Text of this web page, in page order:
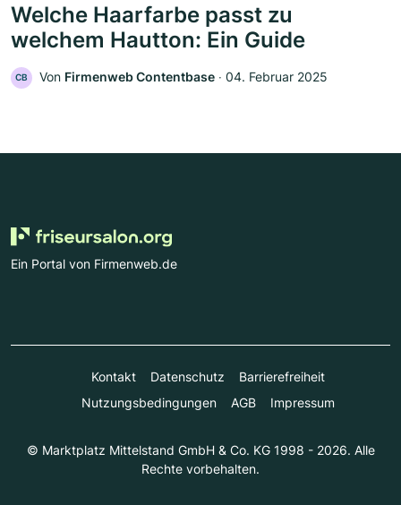
Welche Haarfarbe passt zu
welchem Hautton: Ein Guide
CB Von Firmenweb Contentbase ‧ 04. Februar 2025
Ein Portal von Firmenweb.de
Kontakt Datenschutz
Barrierefreiheit
Nutzungsbedingungen
AGB Impressum
© Marktplatz Mittelstand GmbH & Co. KG 1998 - 2026. Alle
Rechte vorbehalten.